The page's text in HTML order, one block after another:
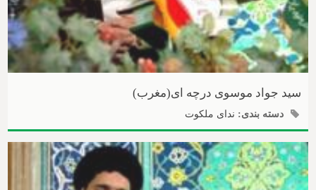
سید جواد موسوی درچه ای(مغرب)
دسته بندی: ندای ملکوت